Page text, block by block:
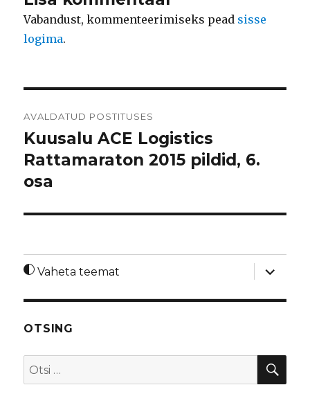
Vabandust, kommenteerimiseks pead sisse
logima.
AVALDATUD POSTITUSES
Kuusalu ACE Logistics
Rattamaraton 2015 pildid, 6.
osa
Vaheta teemat
laienda
OTSING
Otsi: